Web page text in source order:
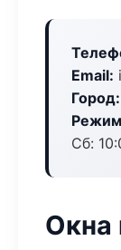
Email:
Город:
Сб:
Окна